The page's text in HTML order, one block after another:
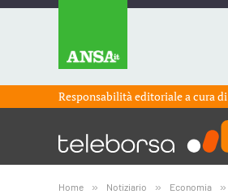
Responsabilità editoriale a cura di
Home » Notiziario » Economia »